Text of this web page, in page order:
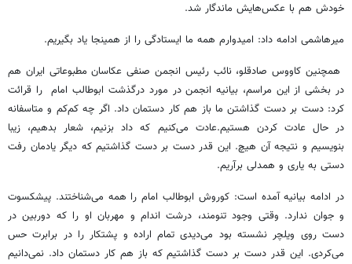
خودش هم با عکس‌هایش ماندگار شد.
میرهاشمی ادامه داد: امیدوارم همه ما ایستادگی را از همینجا یاد بگیریم.
همچنین کاووس صادقلو، نائب رئیس انجمن صنفی عکاسان مطبوعاتی ایران هم
در بخشی از این مراسم، بیانیه انجمن در مورد درگذشت ابوطالب امام را قرائت
کرد: دست بر دست گذاشتن ما باز هم کار دستمان داد. اگر چه کم‌کم و متاسفانه
در حال عادت کردن هستیم.عادت می‌کنیم که داد بزنیم، شعار بدهیم، زیبا
بنویسیم و نتیجه آن هیچ. این قدر دست بر دست گذاشتیم که دیگر یادمان رفت
دستی به یاری و همدلی برآریم.
در ادامه بیانیه آمده است: کوروش ابوطالب امام را همه می‌شناختند. پیشکسوت
و جوان ندارد. وقتی وجود تنومند، درشت اندام و مهربان او را که دوربین در
دست روی ویلچر نشسته بود می‌دیدی تمام اراده و پشتکار را در برابرت حس
می‌کردی. این قدر دست بر دست گذاشتیم که باز هم کار دستمان داد. نمی‌دانیم